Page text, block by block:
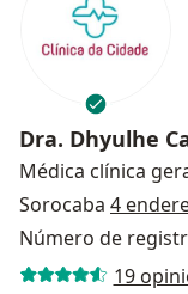
Dra. Dhyulhe
Médica clínica
Sorocaba 4
Número de
19